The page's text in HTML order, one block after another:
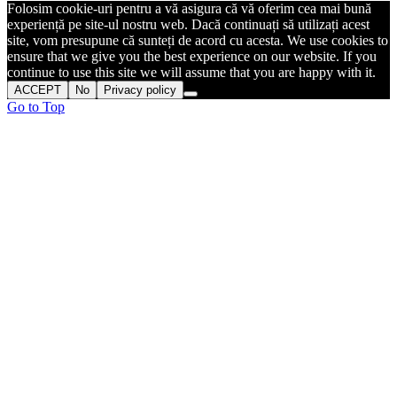
Folosim cookie-uri pentru a vă asigura că vă oferim cea mai bună
experiență pe site-ul nostru web. Dacă continuați să utilizați acest
site, vom presupune că sunteți de acord cu acesta. We use cookies to
ensure that we give you the best experience on our website. If you
continue to use this site we will assume that you are happy with it.
ACCEPT No Privacy policy
Go to Top